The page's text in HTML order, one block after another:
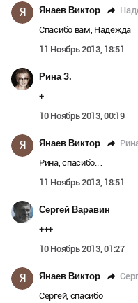
Я Янаев Виктор
Спасибо вам, Надежда
11 Ноябрь 2013, 18:51
Рина З.
+
10 Ноябрь 2013, 00:19
Я Янаев Виктор
Рина, спасибо....
11 Ноябрь 2013, 18:51
Сергей Варавин
+++
10 Ноябрь 2013, 01:27
Я Янаев Виктор
Сергей, спасибо